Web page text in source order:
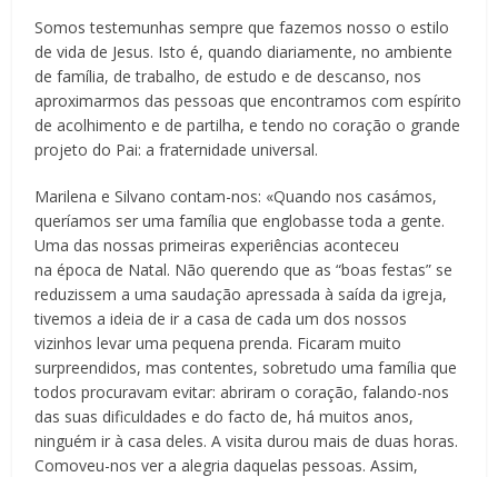
Somos testemunhas sempre que fazemos nosso o estilo
de vida de Jesus. Isto é, quando diariamente, no ambiente
de família, de trabalho, de estudo e de descanso, nos
aproximarmos das pessoas que encontramos com espírito
de acolhimento e de partilha, e tendo no coração o grande
projeto do Pai: a fraternidade universal.
Marilena e Silvano contam-nos: «Quando nos casámos,
queríamos ser uma família que englobasse toda a gente.
Uma das nossas primeiras experiências aconteceu
na época de Natal. Não querendo que as “boas festas” se
reduzissem a uma saudação apressada à saída da igreja,
tivemos a ideia de ir a casa de cada um dos nossos
vizinhos levar uma pequena prenda. Ficaram muito
surpreendidos, mas contentes, sobretudo uma família que
todos procuravam evitar: abriram o coração, falando-nos
das suas dificuldades e do facto de, há muitos anos,
ninguém ir à casa deles. A visita durou mais de duas horas.
Comoveu-nos ver a alegria daquelas pessoas. Assim,